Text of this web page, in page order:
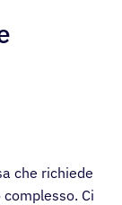
che richiede
Ci